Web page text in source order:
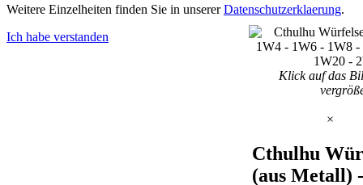
Klick auf das
×
Cthulhu
(aus Metall)
Weitere Einzelheiten finden Sie in unsererDatenschutzerklaerung.
Ich habe verstanden